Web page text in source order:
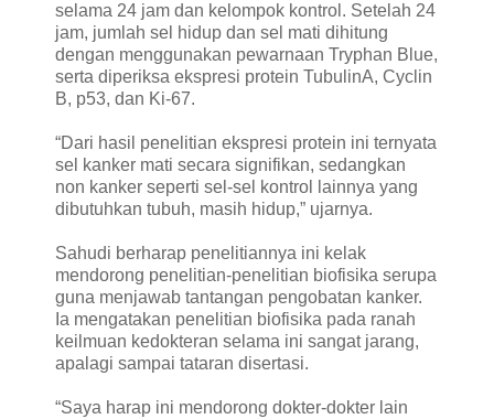
selama 24 jam dan kelompok kontrol. Setelah 24
jam, jumlah sel hidup dan sel mati dihitung
dengan menggunakan pewarnaan Tryphan Blue,
serta diperiksa ekspresi protein TubulinA, Cyclin
B, p53, dan Ki-67.
“Dari hasil penelitian ekspresi protein ini ternyata
sel kanker mati secara signifikan, sedangkan
non kanker seperti sel-sel kontrol lainnya yang
dibutuhkan tubuh, masih hidup,” ujarnya.
Sahudi berharap penelitiannya ini kelak
mendorong penelitian-penelitian biofisika serupa
guna menjawab tantangan pengobatan kanker.
Ia mengatakan penelitian biofisika pada ranah
keilmuan kedokteran selama ini sangat jarang,
apalagi sampai tataran disertasi.
“Saya harap ini mendorong dokter-dokter lain